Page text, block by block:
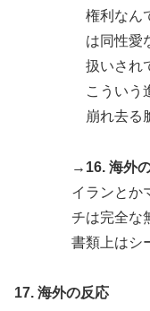
権利なん
は同性愛
扱いされ
こういう
崩れ去る
→16. 海外
イランとか
チは完全な
書類上はシ
17. 海外の反応